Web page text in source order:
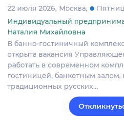
22 июля 2026 Москва
Индивидуальный
Наталия Михайловна
В банно-гостиничный
открыта вакансия
работать в современном
гостиницей, банкетным залом,
традиционных русских…